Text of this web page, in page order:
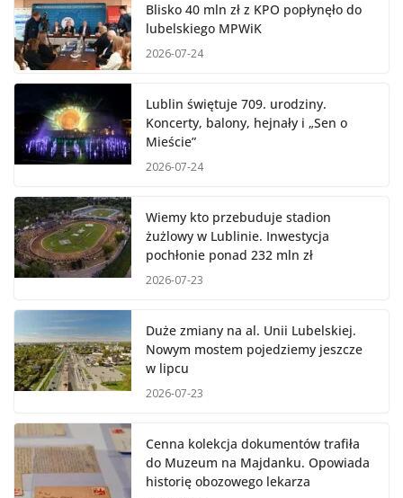
Blisko 40 mln zł z KPO popłynęło do
lubelskiego MPWiK
2026-07-24
Lublin świętuje 709. urodziny.
Koncerty, balony, hejnały i „Sen o
Mieście”
2026-07-24
Wiemy kto przebuduje stadion
żużlowy w Lublinie. Inwestycja
pochłonie ponad 232 mln zł
2026-07-23
Duże zmiany na al. Unii Lubelskiej.
Nowym mostem pojedziemy jeszcze
w lipcu
2026-07-23
Cenna kolekcja dokumentów trafiła
do Muzeum na Majdanku. Opowiada
historię obozowego lekarza